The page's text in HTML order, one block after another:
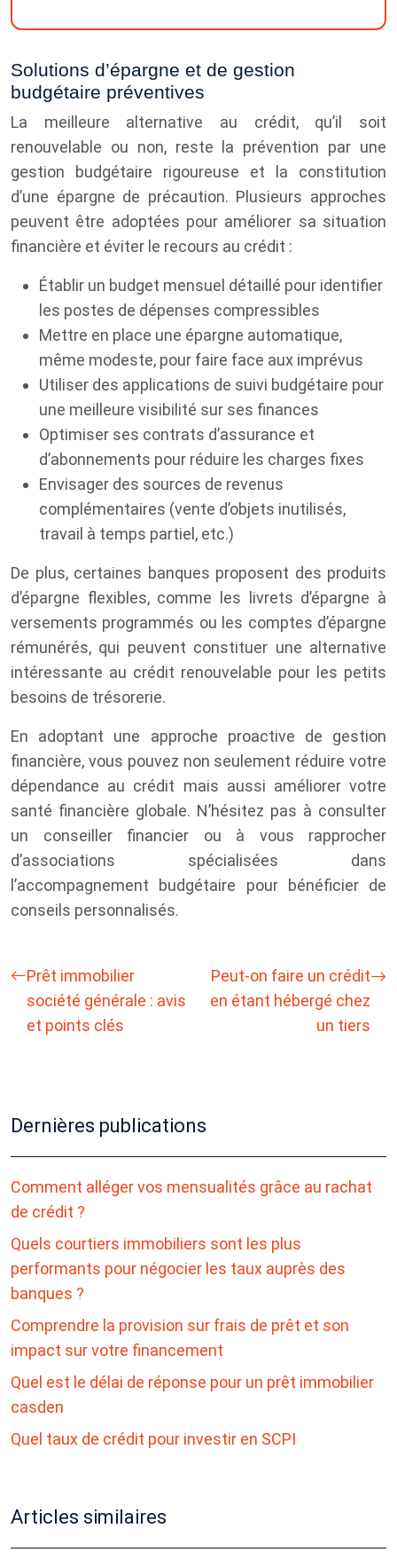
Solutions d’épargne et de gestion
budgétaire préventives
La meilleure alternative au crédit, qu’il soit
renouvelable ou non, reste la prévention par une
gestion budgétaire rigoureuse et la constitution
d’une épargne de précaution. Plusieurs approches
peuvent être adoptées pour améliorer sa situation
financière et éviter le recours au crédit :
Établir un budget mensuel détaillé pour identifier
les postes de dépenses compressibles
Mettre en place une épargne automatique,
même modeste, pour faire face aux imprévus
Utiliser des applications de suivi budgétaire pour
une meilleure visibilité sur ses finances
Optimiser ses contrats d’assurance et
d’abonnements pour réduire les charges fixes
Envisager des sources de revenus
complémentaires (vente d’objets inutilisés,
travail à temps partiel, etc.)
De plus, certaines banques proposent des produits
d’épargne flexibles, comme les livrets d’épargne à
versements programmés ou les comptes d’épargne
rémunérés, qui peuvent constituer une alternative
intéressante au crédit renouvelable pour les petits
besoins de trésorerie.
En adoptant une approche proactive de gestion
financière, vous pouvez non seulement réduire votre
dépendance au crédit mais aussi améliorer votre
santé financière globale. N’hésitez pas à consulter
un conseiller financier ou à vous rapprocher
d’associations spécialisées dans
l’accompagnement budgétaire pour bénéficier de
conseils personnalisés.
Prêt immobilier
société générale : avis
et points clés
Peut-on faire un crédit
en étant hébergé chez
un tiers
Dernières publications
Comment alléger vos mensualités grâce au rachat
de crédit ?
Quels courtiers immobiliers sont les plus
performants pour négocier les taux auprès des
banques ?
Comprendre la provision sur frais de prêt et son
impact sur votre financement
Quel est le délai de réponse pour un prêt immobilier
casden
Quel taux de crédit pour investir en SCPI
Articles similaires